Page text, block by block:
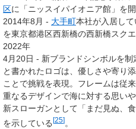
区に「ニッスイパイオニア館」を開
2014年8月 - 大手町本社が入居し
を東京都港区西新橋の西新橋スクエ
2022年
4月20日 - 新ブランドシンボルを制
と書かれたロゴは、優しさや寄り
ことで挑戦を表現。フレームは従
重なるデザインで海に対する思い
新スローガンとして「まだ見ぬ、
を示している [25] 。